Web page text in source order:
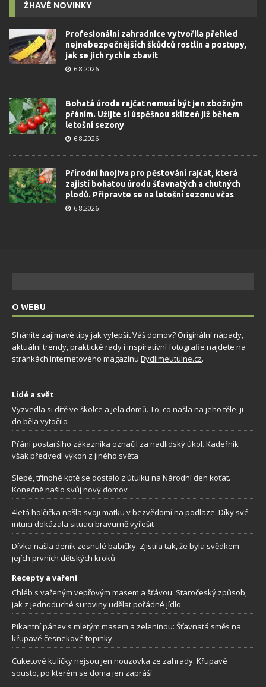
ŽHAVÉ NOVINKY
Profesionální zahradnice vytvořila přehled
nejnebezpečnějších škůdců rostlin a postupy,
jak se jich rychle zbavit
6.8.2026
Bohatá úroda rajčat nemusí být jen zbožným
přáním. Užijte si úspěšnou sklizeň již během
letošní sezony
6.8.2026
Přírodní hnojiva pro pěstování rajčat, která
zajistí bohatou úrodu šťavnatých a chutných
plodů. Připravte se na letošní sezonu včas
6.8.2026
O WEBU
Sháníte zajímavé tipy jak vylepšit Váš domov? Originální nápady,
aktuální trendy, praktické rady i inspirativní fotografie najdete na
stránkách internetového magazínu Bydlimeutulne.cz.
Lidé a svět
Vyzvedla si dítě ve školce a jela domů. To, co našla na jeho těle, ji
do běla vytočilo
Přání postaršího zákazníka označil za nadlidský úkol. Kadeřník
však předvedl výkon z jiného světa
Slepé, třínohé kotě se dostalo z útulku na Národní den koťat.
Konečně našlo svůj nový domov
4letá holčička našla svoji matku v bezvědomí na podlaze. Díky své
intuici dokázala situaci bravurně vyřešit
Dívka našla deník zesnulé babičky. Zjistila tak, že byla svědkem
jejích prvních dětských kroků
Recepty a vaření
Chléb s vařeným vepřovým masem a šťávou: Staročeský způsob,
jak z jednoduché suroviny udělat pořádné jídlo
Pikantní pánev s mletým masem a zeleninou: Šťavnatá směs na
křupavé česnekové topinky
Cuketové kuličky nejsou jen nouzovka ze zahrady: Křupavé
sousto, po kterém se doma jen zapráší